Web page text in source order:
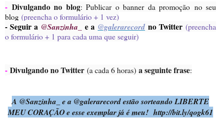
- Divulgando no blog: Publicar o banner da promoção no seu
blog (preencha o formulário + 1 vez)
- Seguir a @Sanzinha_ e a @galerarecord no Twitter (preencha
o formulário + 1 para cada uma que seguir)
- Divulgando no Twitter (a cada 6 horas) a seguinte frase:
A @Sanzinha_ e a @galerarecord estão sorteando LIBERTE
MEU CORAÇÃO e esse exemplar já é meu! http://bit.ly/qogk61